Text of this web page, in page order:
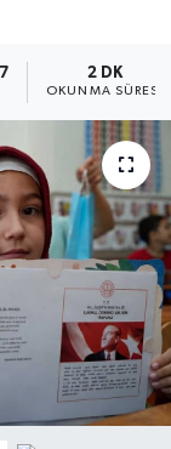
2 DK
OKUNMA SÜRESI